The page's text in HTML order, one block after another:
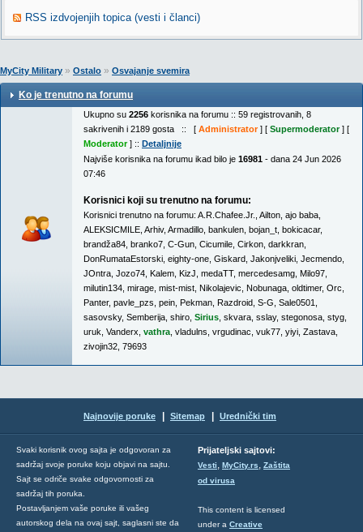
RSS izdvojenjih topica (vesti i članci)
MyCity Military » Ostalo » Osvajanje svemira
Ko je trenutno na forumu
Ukupno su 2256 korisnika na forumu :: 59 registrovanih, 8
sakrivenih i 2189 gosta :: [ Administrator] [ Supermoderator] [
Moderator] :: Detaljnije
Najviše korisnika na forumu ikad bilo je 16981 - dana 24 Jun 2026
07:46
Korisnici koji su trenutno na forumu:
Korisnici trenutno na forumu: A.R.Chafee.Jr. Ailton ajo baba
ALEKSICMILE Arhiv, Armadillo bankulen bojan_t bokicacar,
brandža84 branko7 C-Gun Cicumile Cirkon darkkran
DonRumataEstorski eighty-one Giskard Jakonjveliki Jecmendo
JOntra Jozo74 Kalem KizJ medaTT, mercedesamg Milo97
milutin134 mirage mist-mist Nikolajevic Nobunaga oldtimer, Orc
Panter, pavle_pzs pein Pekman Razdroid S-G Sale0501
sasovsky, Semberija shiro Sirius skvara sslay, stegonosa styg
uruk Vanderx vathra vladulns vrgudinac vuk77 yiyi Zastava
zivojin32 79693
Najnovije poruke Sitemap Urednički tim
Svaki korisnik ovog sajta je odgovoran za
sadržaj svoje poruke koju objavi na sajtu.
Sajt se odriče svake odgovornosti za
sadržaj tih poruka.
Postavljanjem vaše poruke ili vašeg
autorskog dela na ovaj sajt, saglasni ste da
Prijateljski sajtovi:
Vesti, MyCity.rs, Zaštita
od virusa
This content is licensed
under a Creative